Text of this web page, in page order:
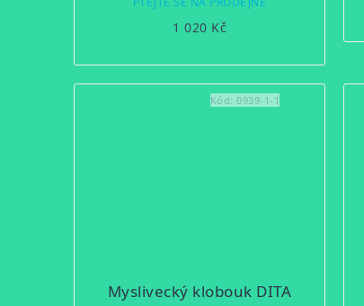
produktu
5
hvězdiček.
1 020 Kč
Myslivecký klobouk DITA
Kód: 0939-1-1